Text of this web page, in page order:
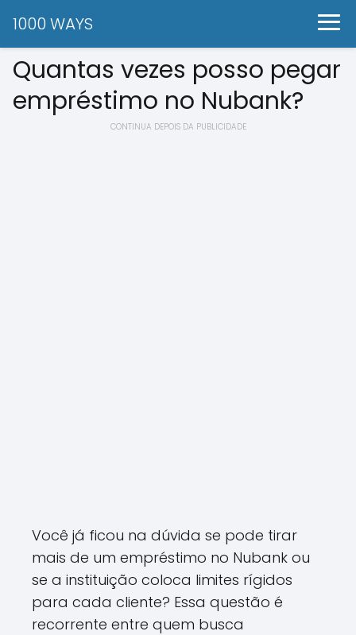
1000 WAYS
Quantas vezes posso pegar
empréstimo no Nubank?
CONTINUA DEPOIS DA PUBLICIDADE
Você já ficou na dúvida se pode tirar
mais de um empréstimo no Nubank ou
se a instituição coloca limites rígidos
para cada cliente? Essa questão é
recorrente entre quem busca